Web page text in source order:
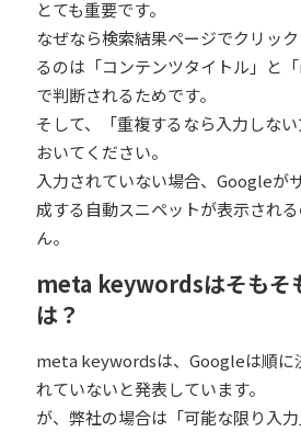
とても重要です。
なぜなら検索結果ページでクリッ
るのは「コンテンツタイトル」と
で判断されるためです。
そして、「重複するなら入力しな
おいてください。
入力されていない場合、Googleが
成する自動スニペットが表示され
ん。
meta keywordsはそもそ
は？
meta keywordsは、Googleは順に
れていないと発表しています。
が、弊社の場合は「可能な限り入